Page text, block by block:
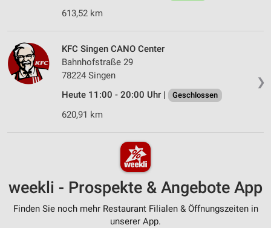
613,52 km
❯
KFC Singen CANO Center
Bahnhofstraße 29
78224 Singen
Heute 11:00 - 20:00 Uhr |
Geschlossen
620,91 km
weekli - Prospekte & Angebote App
Finden Sie noch mehr Restaurant Filialen & Öffnungszeiten in
unserer App.